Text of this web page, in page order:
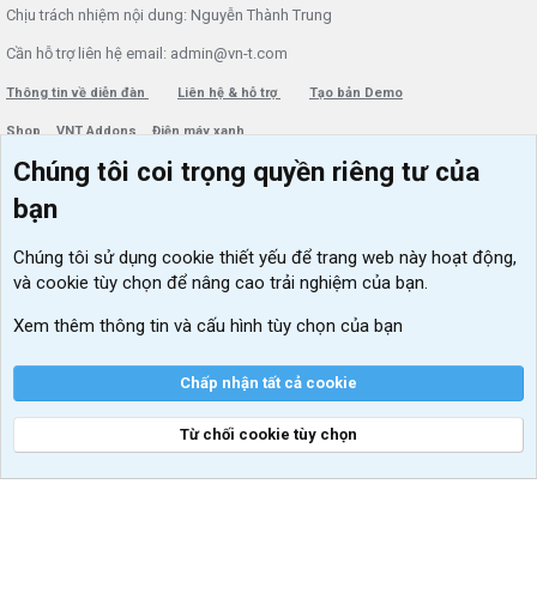
Chịu trách nhiệm nội dung: Nguyễn Thành Trung
Cần hỗ trợ liên hệ email: admin@vn-t.com
Thông tin về diễn đàn Liên hệ & hỗ trợ Tạo bản Demo
Shop VNT Addons Điện máy xanh
Menu thành viên
Đăng nhập
Diễn đàn
Kích hoạt Windows/ Office miễn phí
VIP add-ons Xenforo
Khuyến mãi và tài trợ
Chúng tôi coi trọng quyền riêng tư của
bạn
Chúng tôi sử dụng cookie thiết yếu để trang web này hoạt động,
và cookie tùy chọn để nâng cao trải nghiệm của bạn.
Xem thêm thông tin và cấu hình tùy chọn của bạn
Chấp nhận tất cả cookie
Từ chối cookie tùy chọn